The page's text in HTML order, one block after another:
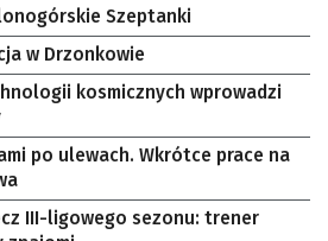
Szeptanki
w Drzonkowie
kosmicznych wprowadzi
po ulewach. Wkrótce prace na
III-ligowego sezonu: trener